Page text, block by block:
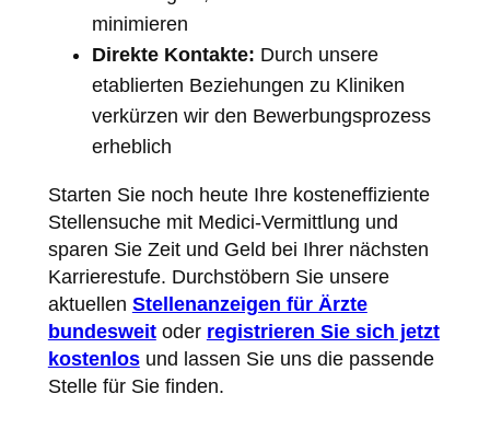
minimieren
Direkte Kontakte: Durch unsere
etablierten Beziehungen zu Kliniken
verkürzen wir den Bewerbungsprozess
erheblich
Starten Sie noch heute Ihre kosteneffiziente
Stellensuche mit Medici-Vermittlung und
sparen Sie Zeit und Geld bei Ihrer nächsten
Karrierestufe. Durchstöbern Sie unsere
aktuellen Stellenanzeigen für Ärzte
bundesweitoder registrieren Sie sich jetzt
kostenlosund lassen Sie uns die passende
Stelle für Sie finden.